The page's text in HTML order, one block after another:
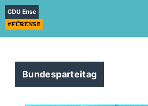
CDU Ense
#FÜRENSE
Bundesparteitag